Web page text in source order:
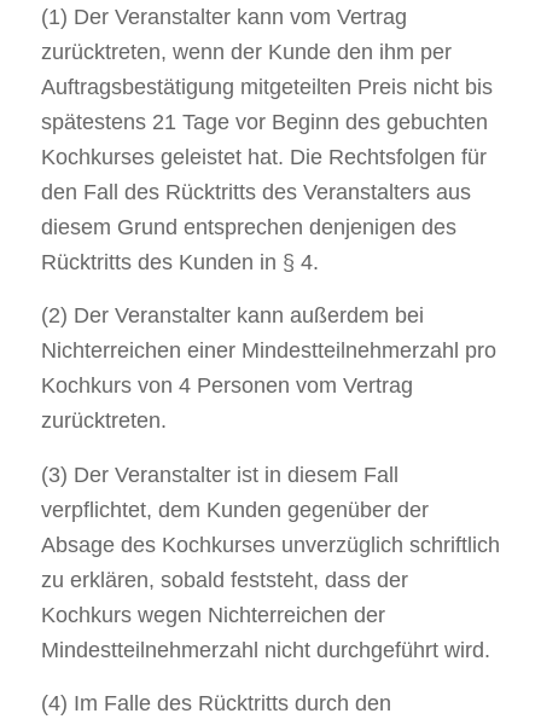
(1) Der Veranstalter kann vom Vertrag
zurücktreten, wenn der Kunde den ihm per
Auftragsbestätigung mitgeteilten Preis nicht bis
spätestens 21 Tage vor Beginn des gebuchten
Kochkurses geleistet hat. Die Rechtsfolgen für
den Fall des Rücktritts des Veranstalters aus
diesem Grund entsprechen denjenigen des
Rücktritts des Kunden in § 4.
(2) Der Veranstalter kann außerdem bei
Nichterreichen einer Mindestteilnehmerzahl pro
Kochkurs von 4 Personen vom Vertrag
zurücktreten.
(3) Der Veranstalter ist in diesem Fall
verpflichtet, dem Kunden gegenüber der
Absage des Kochkurses unverzüglich schriftlich
zu erklären, sobald feststeht, dass der
Kochkurs wegen Nichterreichen der
Mindestteilnehmerzahl nicht durchgeführt wird.
(4) Im Falle des Rücktritts durch den